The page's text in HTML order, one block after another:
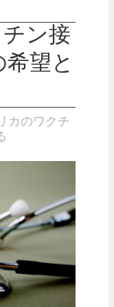
ン接
望と
カのワクチ